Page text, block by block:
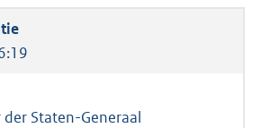
Staten-Generaal